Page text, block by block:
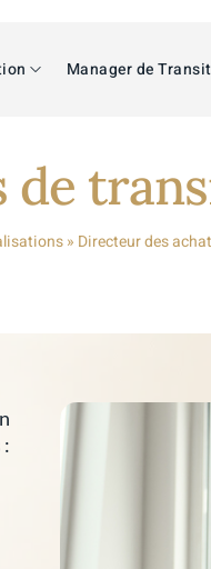
Manager de
de
» Directeur des